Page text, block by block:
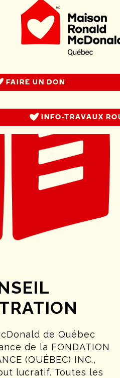
FAIRE UN DON
INFO-TRAVAUX
de Québec
de la FONDATION
(QUÉBEC) INC.,
lucratif. Toutes les